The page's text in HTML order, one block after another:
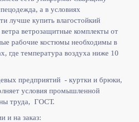
а в условиях
лучше купить влагостойкий
ветрозащитные комплекты от
рабочие костюмы необходимы в
где температура воздуха ниже 10
предприятий - куртки и брюки,
условия промышленной
труда, ГОСТ.
и на заказ: